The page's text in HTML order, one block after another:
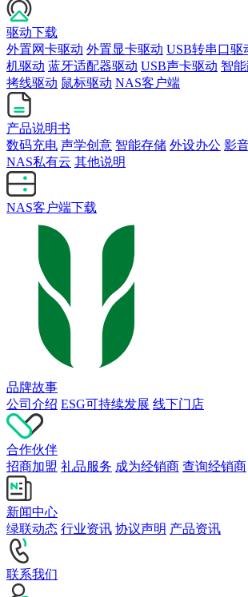
驱动下载
外置网卡驱动 外置显卡驱动 USB转串口驱
机驱动 蓝牙适配器驱动 USB声卡驱动 智
拷线驱动 鼠标驱动 NAS客户端
产品说明书
数码充电 声学创意 智能存储 外设办公 影
NAS私有云 其他说明
NAS客户端下载
品牌故事
公司介绍 ESG可持续发展 线下门店
合作伙伴
招商加盟 礼品服务 成为经销商 查询经销商
新闻中心
绿联动态 行业资讯 协议声明 产品资讯
联系我们